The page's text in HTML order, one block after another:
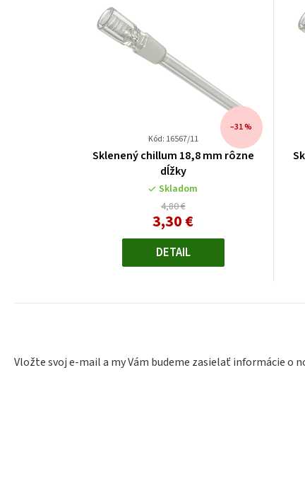
Kód: 16567/11
Sklenený chillum 18,8 mm rôzne
dĺžky
Skladom
4,80 €
–31 %
3,30 €
DETAIL
Vložte svoj e-mail a my Vám budeme zasielať informácie o